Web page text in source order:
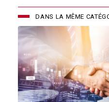
DANS LA MÊME